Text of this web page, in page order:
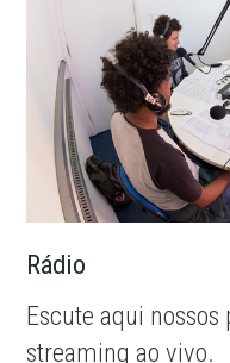
Rádio
Escute aqui
streaming ao vivo.